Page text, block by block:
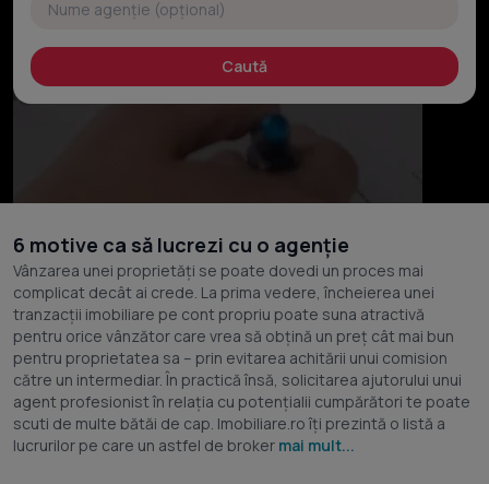
Caută
6 motive ca să lucrezi cu o agenție
Vânzarea unei proprietăți se poate dovedi un proces mai
complicat decât ai crede. La prima vedere, încheierea unei
tranzacții imobiliare pe cont propriu poate suna atractivă
pentru orice vânzător care vrea să obțină un preț cât mai bun
pentru proprietatea sa – prin evitarea achitării unui comision
către un intermediar. În practică însă, solicitarea ajutorului unui
agent profesionist în relația cu potențialii cumpărători te poate
scuti de multe bătăi de cap. Imobiliare.ro îți prezintă o listă a
lucrurilor pe care un astfel de broker mai mult...